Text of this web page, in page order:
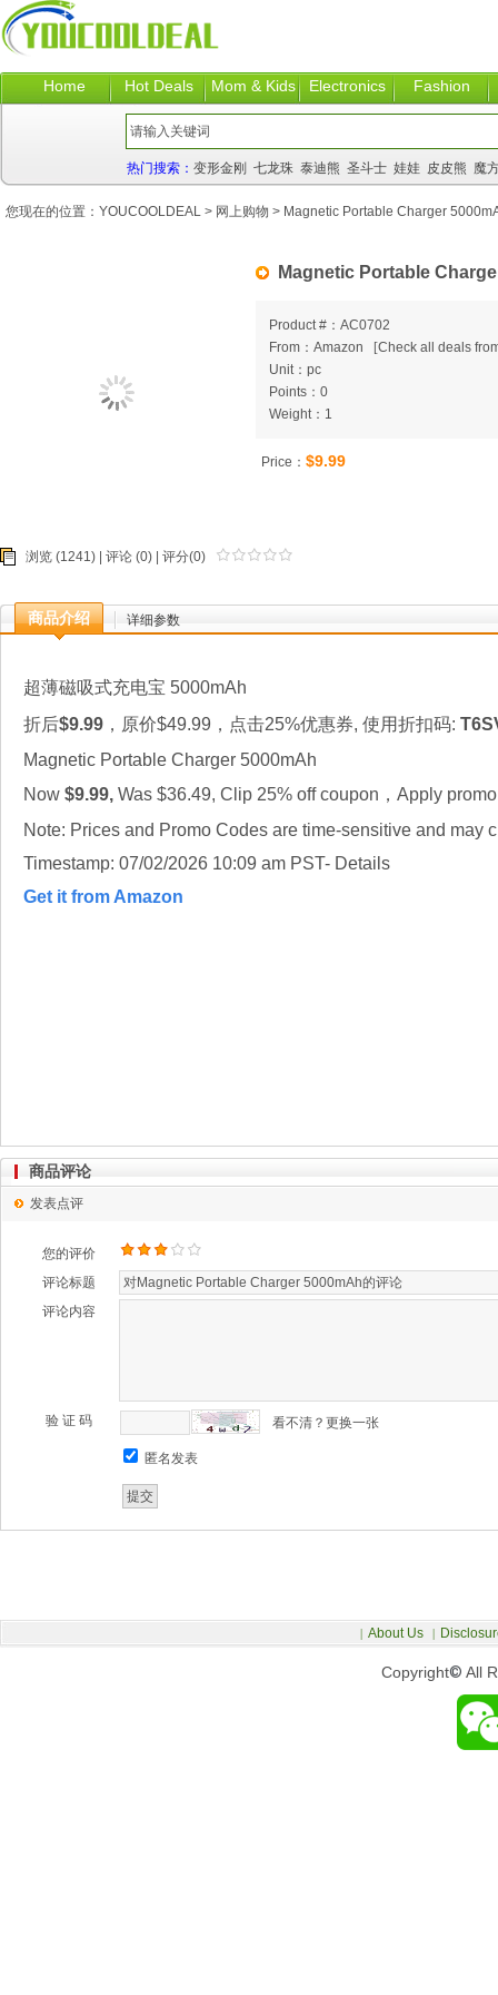
Home Hot Deals Mom & Kids Electronics Fashion
热门搜索： 变形金刚 七龙珠 泰迪熊 圣斗士 娃娃 皮皮熊 魔
Magnetic Portable
Product #：AC0702
From：Amazon
[Check all deals
Unit：pc
Points：0
Weight：1
Price： $9.99
浏览 (1241) | 评论 (0) | 评分(0)
商品介绍 详细参数
超薄磁吸式充电宝 5000mAh
折后$9.99 ，原价$49.99，点击25%优惠券, 使用折扣码:
Magnetic Portable Charger 5000mAh
Now $9.99, Was $36.49, Clip 25% off coupon，Apply
Note: Prices and Promo Codes are time-sensitive and may
Timestamp: 07/02/2026 10:09 am PST- Details
Get it from Amazon
您现在的位置： YOUCOOLDEAL > 网上购物 > Magnetic Portable Charger
商品评论
发表点评
您的评价
评论标题
评论内容
验 证 码 看不清？更换一张
匿名发表
Copyright© All
| About Us |